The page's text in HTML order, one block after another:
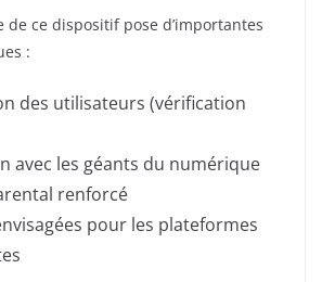
ce dispositif pose d’importantes
:
des utilisateurs (vérification
avec les géants du numérique
renforcé
pour les plateformes